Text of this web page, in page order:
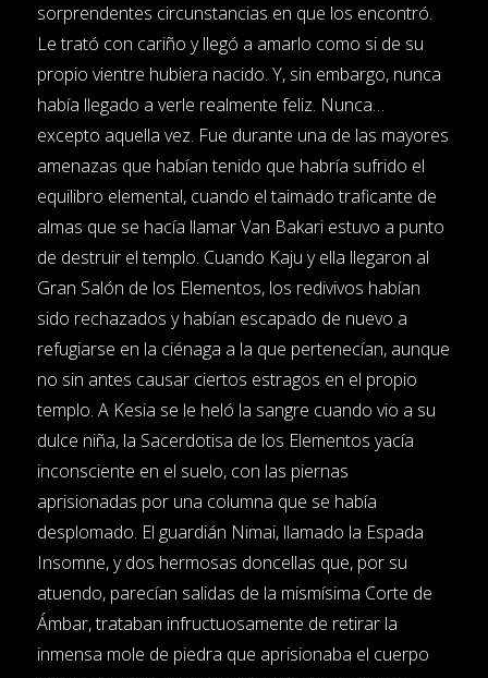
sorprendentes circunstancias en que los encontró.
Le trató con cariño y llegó a amarlo como si de su
propio vientre hubiera nacido. Y, sin embargo, nunca
había llegado a verle realmente feliz. Nunca…
excepto aquella vez. Fue durante una de las mayores
amenazas que habían tenido que habría sufrido el
equilibro elemental, cuando el taimado traficante de
almas que se hacía llamar Van Bakari estuvo a punto
de destruir el templo. Cuando Kaju y ella llegaron al
Gran Salón de los Elementos, los redivivos habían
sido rechazados y habían escapado de nuevo a
refugiarse en la ciénaga a la que pertenecían, aunque
no sin antes causar ciertos estragos en el propio
templo. A Kesia se le heló la sangre cuando vio a su
dulce niña, la Sacerdotisa de los Elementos yacía
inconsciente en el suelo, con las piernas
aprisionadas por una columna que se había
desplomado. El guardián Nimai, llamado la Espada
Insomne, y dos hermosas doncellas que, por su
atuendo, parecían salidas de la mismísima Corte de
Ámbar, trataban infructuosamente de retirar la
inmensa mole de piedra que aprisionaba el cuerpo